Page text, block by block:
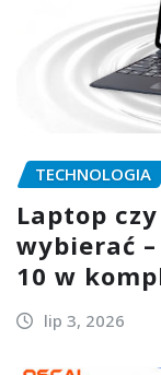
TECHNOLOGIA
Laptop
wybierać –
10 w
lip 3, 2026